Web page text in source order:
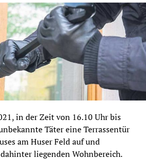
in der Zeit von 16.10 Uhr bis
Täter eine Terrassentür
am Huser Feld auf und
liegenden Wohnbereich.